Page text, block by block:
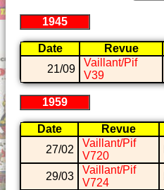
1945
Date Revue
21/09
Vaillant/Pif
V39
1959
Date Revue
27/02
Vaillant/Pif
V720
29/03
Vaillant/Pif
V724